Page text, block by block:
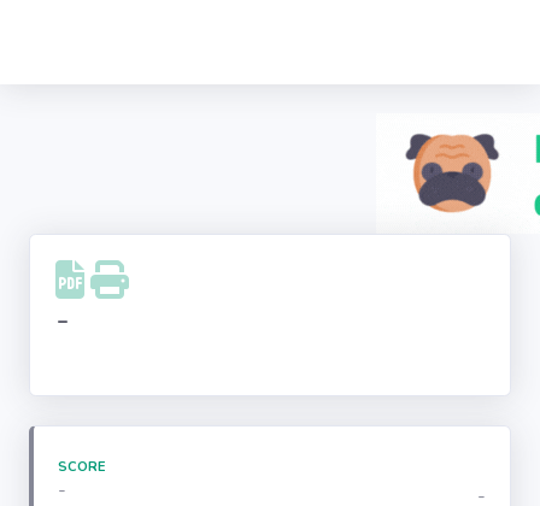
Facebook
Instagram
-
SCORE
- -